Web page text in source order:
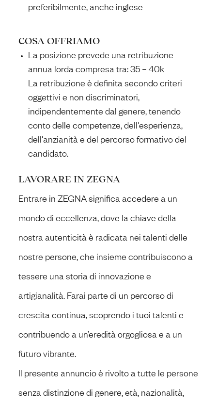
preferibilmente, anche inglese
COSA OFFRIAMO
La posizione prevede una retribuzione
annua lorda compresa tra: 35 – 40k
La retribuzione è definita secondo criteri
oggettivi e non discriminatori,
indipendentemente dal genere, tenendo
conto delle competenze, dell'esperienza,
dell'anzianità e del percorso formativo del
candidato.
LAVORARE IN ZEGNA
Entrare in ZEGNA significa accedere a un
mondo di eccellenza, dove la chiave della
nostra autenticità è radicata nei talenti delle
nostre persone, che insieme contribuiscono a
tessere una storia di innovazione e
artigianalità. Farai parte di un percorso di
crescita continua, scoprendo i tuoi talenti e
contribuendo a un’eredità orgogliosa e a un
futuro vibrante.
Il presente annuncio è rivolto a tutte le persone
senza distinzione di genere, età, nazionalità,